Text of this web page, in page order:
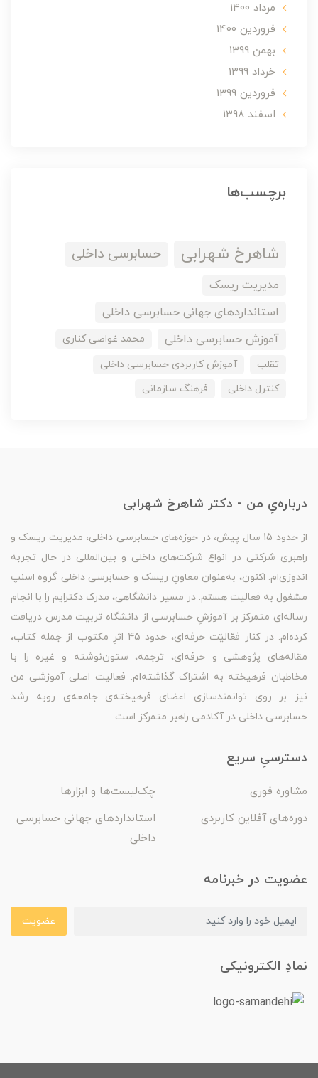
مرداد 1400
فروردین 1400
بهمن 1399
خرداد 1399
فروردین 1399
اسفند 1398
برچسب‌ها
شاهرخ شهرابی حسابرسی داخلی
مدیریت ریسک
استانداردهای جهانی حسابرسی داخلی
آموزش حسابرسی داخلی
محمد غواصی کناری
تقلب
آموزش کاربردی حسابرسی داخلی
کنترل داخلی
فرهنگ سازمانی
درباره‌یِ من - دکتر شاهرخ شهرابی
از حدود 15 سال پیش، در حوزه‌های حسابرسی داخلی، مدیریت ریسک و
راهبری شرکتی در انواع شرکت‌های داخلی و بین‌المللی در حال تجربه
اندوزی‌ام. اکنون، به‌عنوان معاونِ ریسک و حسابرسی داخلی گروه اسنپ
مشغول به فعالیت هستم. در مسیر دانشگاهی، مدرک دکترایم را با انجام
رساله‌ای متمرکز بر آموزشِ حسابرسی از دانشگاه تربیت مدرس دریافت
کرده‌ام. در کنار فعّالیّت حرفه‌ای، حدود 45 اثرِ مکتوب از جمله کتاب،
مقاله‌های پژوهشی و حرفه‌ای، ترجمه، ستون‌نوشته و غیره را با
مخاطبان فرهیخته به اشتراک گذاشته‌ام. فعالیت اصلی آموزشی من
نیز بر روی توانمندسازی اعضای فرهیخته‌ی جامعه‌ی روبه رشد
حسابرسی داخلی در آکادمی راهبر متمرکز است.
دسترسیِ سریع
مشاوره فوری
چک‌لیست‌ها و ابزارها
دوره‌های آفلاین کاربردی
استانداردهای جهانی حسابرسی
داخلی
عضویت در خبرنامه
عضویت
نمادِ الکترونیکی